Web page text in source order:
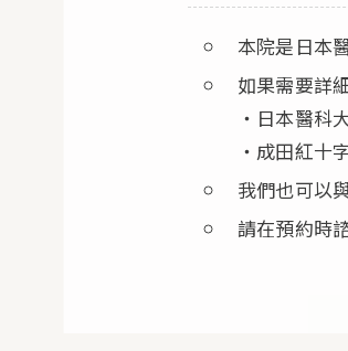
本院是日本
如果需要詳
・日本醫科
・成田紅十
我們也可以
請在預約時